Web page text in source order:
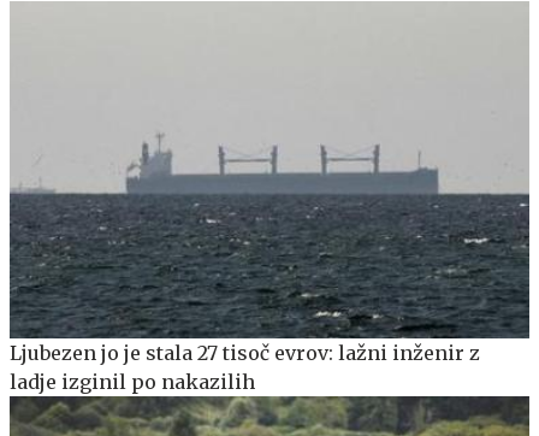
Ljubezen jo je stala 27 tisoč evrov: lažni inženir z
ladje izginil po nakazilih